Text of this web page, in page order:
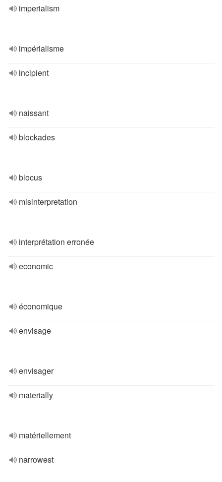
imperialism
impérialisme
incipient
naissant
blockades
blocus
misinterpretation
interprétation erronée
economic
économique
envisage
envisager
materially
matériellement
narrowest